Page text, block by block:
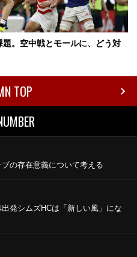
。空中戦とモールに、どう対
TOP
ブの存在意義について考える
出発シムズHCは「新しい風」にな